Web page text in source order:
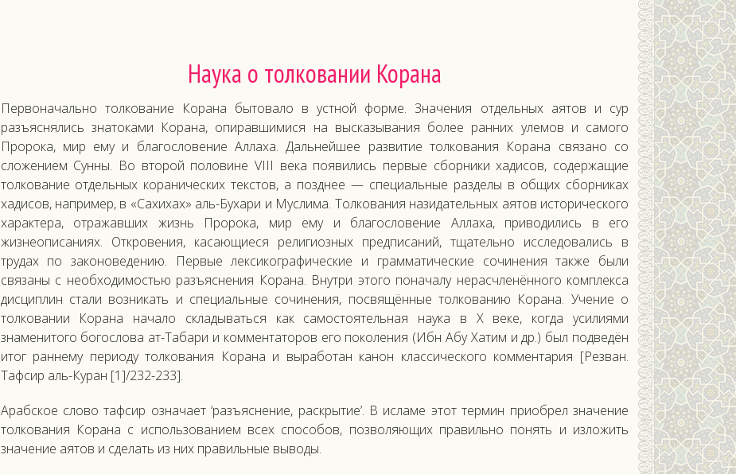
Наука о толковании Корана
Первоначально толкование Корана бытовало в устной форме. Значения отдельных аятов и сур
разъяснялись знатоками Корана, опиравшимися на высказывания более ранних улемов и самого
Пророка, мир ему и благословение Аллаха. Дальнейшее развитие толкования Корана связано со
сложением Сунны. Во второй половине VIII века появились первые сборники хадисов, содержащие
толкование отдельных коранических текстов, а позднее — специальные разделы в общих сборниках
хадисов, например, в «Сахихах» аль-Бухари и Муслима. Толкования назидательных аятов исторического
характера, отражавших жизнь Пророка, мир ему и благословение Аллаха, приводились в его
жизнеописаниях. Откровения, касающиеся религиозных предписаний, тщательно исследовались в
трудах по законоведению. Первые лексикографические и грамматические сочинения также были
связаны с необходимостью разъяснения Корана. Внутри этого поначалу нерасчленённого комплекса
дисциплин стали возникать и специальные сочинения, посвящённые толкованию Корана. Учение о
толковании Корана начало складываться как самостоятельная наука в X веке, когда усилиями
знаменитого богослова ат-Табари и комментаторов его поколения (Ибн Абу Хатим и др.) был подведён
итог раннему периоду толкования Корана и выработан канон классического комментария [Резван.
Тафсир аль-Куран [1]/232-233].
Арабское слово тафсир означает ‘разъяснение, раскрытие’. В исламе этот термин приобрел значение
толкования Корана с использованием всех способов, позволяющих правильно понять и изложить
значение аятов и сделать из них правильные выводы.